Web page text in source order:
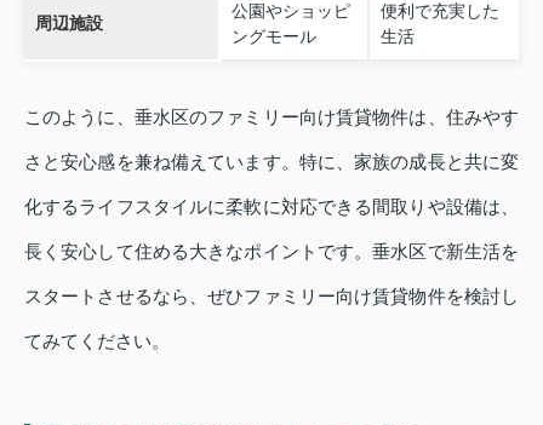
周辺施設
公園やショッピ
ングモール
便利で充実した
生活
このように、垂水区のファミリー向け賃貸物件は、住みやす
さと安心感を兼ね備えています。特に、家族の成長と共に変
化するライフスタイルに柔軟に対応できる間取りや設備は、
長く安心して住める大きなポイントです。垂水区で新生活を
スタートさせるなら、ぜひファミリー向け賃貸物件を検討し
てみてください。